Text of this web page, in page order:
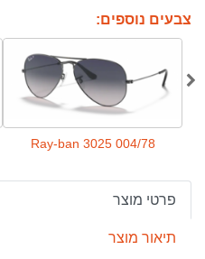
צבעים נוספים:
Ray-ban 3025 004/78
פרטי מוצר
תיאור מוצר